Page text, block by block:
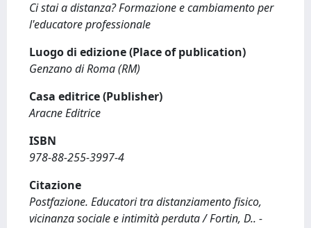
Ci stai a distanza? Formazione e cambiamento per
l'educatore professionale
Luogo di edizione (Place of publication)
Genzano di Roma (RM)
Casa editrice (Publisher)
Aracne Editrice
ISBN
978-88-255-3997-4
Citazione
Postfazione. Educatori tra distanziamento fisico,
vicinanza sociale e intimità perduta / Fortin, D.. -